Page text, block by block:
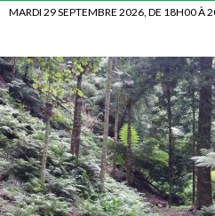
MARDI 29 SEPTEMBRE 2026, DE 18H00 À